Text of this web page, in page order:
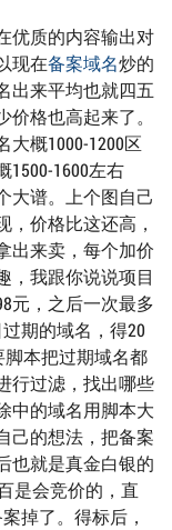
优质的内容输出对
现在备案域名炒的
出来平均也就四五
格也高起来了。
概1000-1200区
1600左右
大谱。上个图自己
价格比这还高，
出来卖，每个加价
，我跟你说说项目
元，之后一次最多
期的域名，得20
脚本把过期域名都
行过滤，找出哪些
中的域名用脚本大
己的想法，把备案
也就是真金白银的
是会竞价的，直
掉了。得标后，